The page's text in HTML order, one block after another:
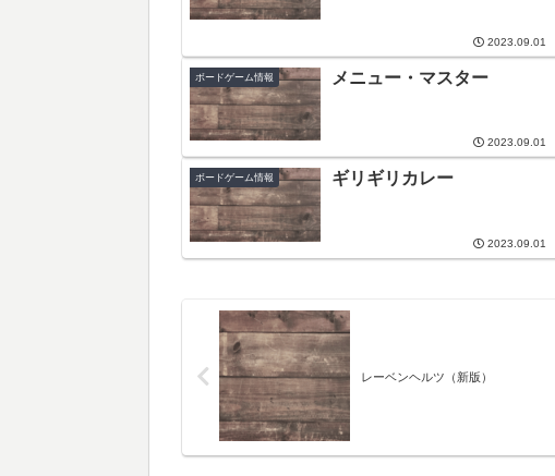
2023.09.01
ボードゲーム情報 メニュー・マスター
2023.09.01
ボードゲーム情報 ギリギリカレー
2023.09.01
レーベンヘルツ（新版）